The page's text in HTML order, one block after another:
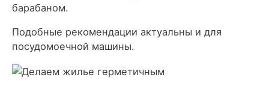
барабаном.
Подобные рекомендации актуальны и для
посудомоечной машины.